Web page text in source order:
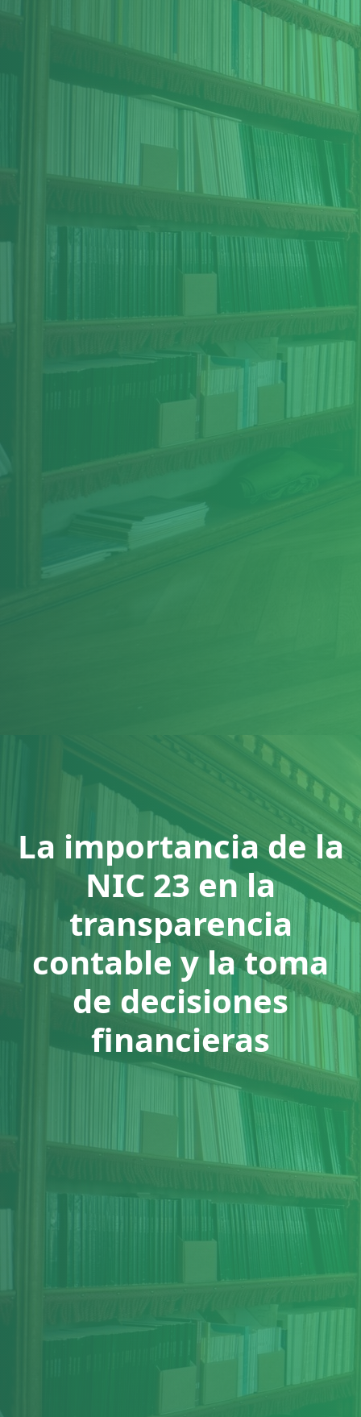
La importancia de la
NIC 23 en la
transparencia
contable y la toma
de decisiones
financieras